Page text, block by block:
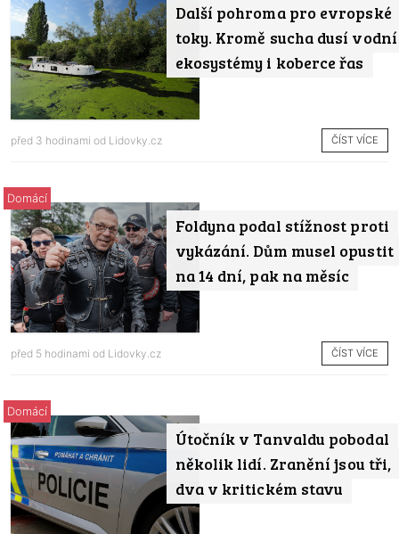
Další pohroma pro evropské
toky. Kromě sucha dusí vodní
ekosystémy i koberce řas
před 3 hodinami od Lidovky.cz ČÍST VÍCE
Foldyna podal stížnost proti
vykázání. Dům musel opustit
na 14 dní, pak na měsíc
Domácí
před 5 hodinami od Lidovky.cz ČÍST VÍCE
Útočník v Tanvaldu pobodal
několik lidí. Zranění jsou tři,
dva v kritickém stavu
Domácí